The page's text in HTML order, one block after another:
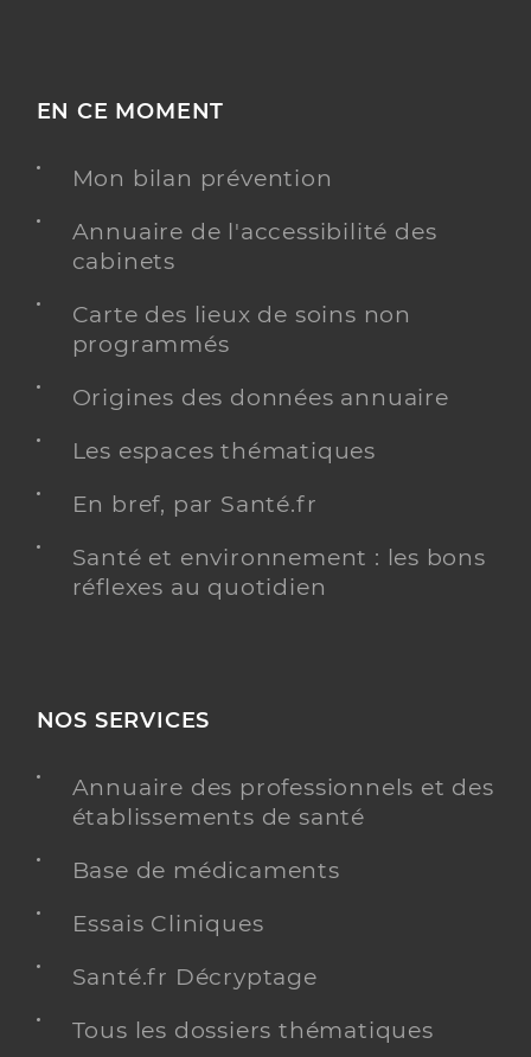
EN CE MOMENT
Mon bilan prévention
Annuaire de l'accessibilité des
cabinets
Carte des lieux de soins non
programmés
Origines des données annuaire
Les espaces thématiques
En bref, par Santé.fr
Santé et environnement : les bons
réflexes au quotidien
NOS SERVICES
Annuaire des professionnels et des
établissements de santé
Base de médicaments
Essais Cliniques
Santé.fr Décryptage
Tous les dossiers thématiques